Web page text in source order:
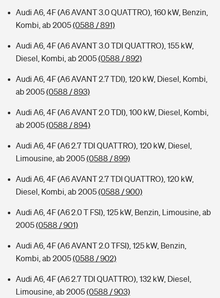
Audi A6, 4F (A6 AVANT 3.0 QUATTRO), 160 kW, Benzin,
Kombi, ab 2005(0588 / 891)
Audi A6, 4F (A6 AVANT 3.0 TDI QUATTRO), 155 kW,
Diesel, Kombi, ab 2005(0588 / 892)
Audi A6, 4F (A6 AVANT 2.7 TDI), 120 kW, Diesel, Kombi,
ab 2005(0588 / 893)
Audi A6, 4F (A6 AVANT 2.0 TDI), 100 kW, Diesel, Kombi,
ab 2005(0588 / 894)
Audi A6, 4F (A6 2.7 TDI QUATTRO), 120 kW, Diesel,
Limousine, ab 2005(0588 / 899)
Audi A6, 4F (A6 AVANT 2.7 TDI QUATTRO), 120 kW,
Diesel, Kombi, ab 2005(0588 / 900)
Audi A6, 4F (A6 2.0 T FSI), 125 kW, Benzin, Limousine, ab
2005(0588 / 901)
Audi A6, 4F (A6 AVANT 2.0 TFSI), 125 kW, Benzin,
Kombi, ab 2005(0588 / 902)
Audi A6, 4F (A6 2.7 TDI QUATTRO), 132 kW, Diesel,
Limousine, ab 2005(0588 / 903)